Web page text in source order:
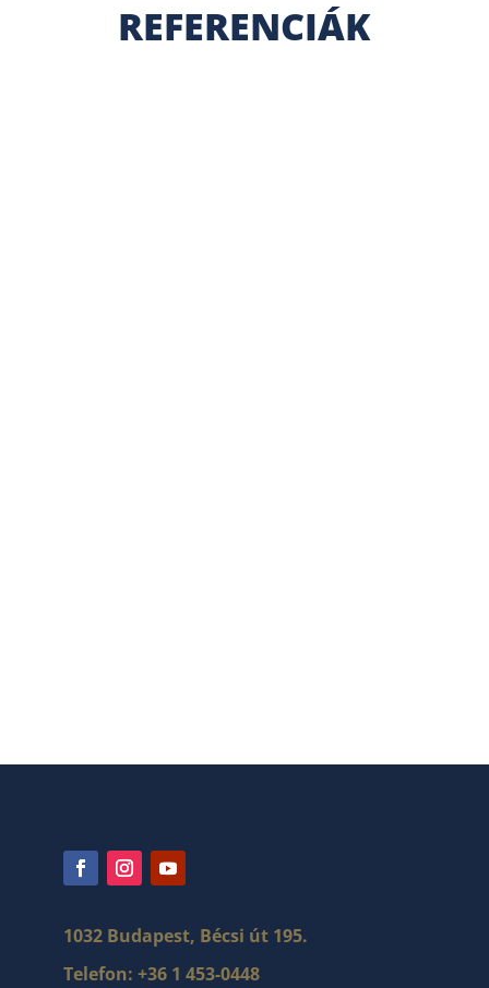
REFERENCIÁK
1032 Budapest, Bécsi út 195.
Telefon:+36 1 453-0448